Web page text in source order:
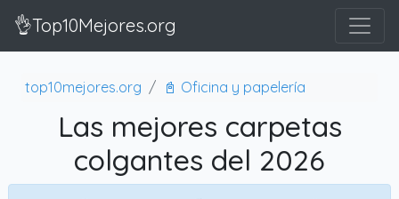
👌Top10Mejores.org
top10mejores.org 📓 Oficina y papelería
Las mejores carpetas
colgantes del 2026